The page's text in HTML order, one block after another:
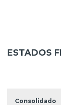
ESTADOS
Consolidado